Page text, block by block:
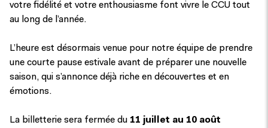
votre fidélité et votre enthousiasme font vivre le CCU tout
au long de l’année.
L’heure est désormais venue pour notre équipe de prendre
une courte pause estivale avant de préparer une nouvelle
saison, qui s’annonce déjà riche en découvertes et en
émotions.
La billetterie sera fermée du 11 juillet au 10 août